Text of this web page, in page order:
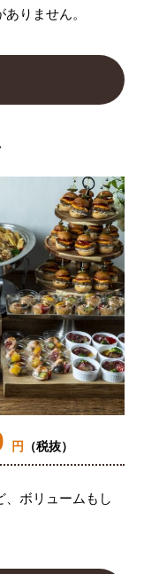
りません。
円 （税抜）
、ボリュームもし